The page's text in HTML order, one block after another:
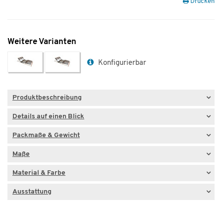
Weitere Varianten
Konfigurierbar
Produktbeschreibung
Details auf einen Blick
Packmaße & Gewicht
Maße
Material & Farbe
Ausstattung